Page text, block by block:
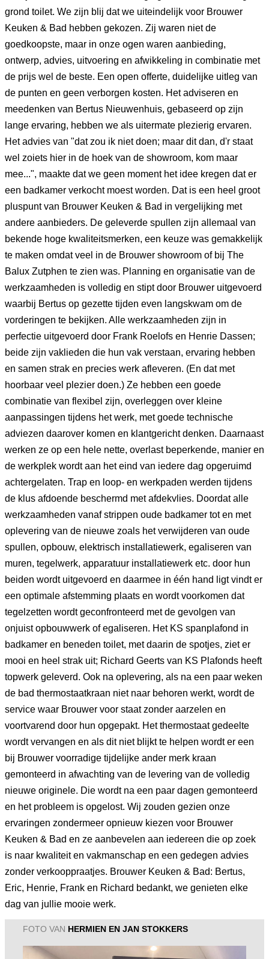
grond toilet. We zijn blij dat we uiteindelijk voor Brouwer
Keuken & Bad hebben gekozen. Zij waren niet de
goedkoopste, maar in onze ogen waren aanbieding,
ontwerp, advies, uitvoering en afwikkeling in combinatie met
de prijs wel de beste. Een open offerte, duidelijke uitleg van
de punten en geen verborgen kosten. Het adviseren en
meedenken van Bertus Nieuwenhuis, gebaseerd op zijn
lange ervaring, hebben we als uitermate plezierig ervaren.
Het advies van "dat zou ik niet doen; maar dit dan, d'r staat
wel zoiets hier in de hoek van de showroom, kom maar
mee...", maakte dat we geen moment het idee kregen dat er
een badkamer verkocht moest worden. Dat is een heel groot
pluspunt van Brouwer Keuken & Bad in vergelijking met
andere aanbieders. De geleverde spullen zijn allemaal van
bekende hoge kwaliteitsmerken, een keuze was gemakkelijk
te maken omdat veel in de Brouwer showroom of bij The
Balux Zutphen te zien was. Planning en organisatie van de
werkzaamheden is volledig en stipt door Brouwer uitgevoerd
waarbij Bertus op gezette tijden even langskwam om de
vorderingen te bekijken. Alle werkzaamheden zijn in
perfectie uitgevoerd door Frank Roelofs en Henrie Dassen;
beide zijn vaklieden die hun vak verstaan, ervaring hebben
en samen strak en precies werk afleveren. (En dat met
hoorbaar veel plezier doen.) Ze hebben een goede
combinatie van flexibel zijn, overleggen over kleine
aanpassingen tijdens het werk, met goede technische
adviezen daarover komen en klantgericht denken. Daarnaast
werken ze op een hele nette, overlast beperkende, manier en
de werkplek wordt aan het eind van iedere dag opgeruimd
achtergelaten. Trap en loop- en werkpaden werden tijdens
de klus afdoende beschermd met afdekvlies. Doordat alle
werkzaamheden vanaf strippen oude badkamer tot en met
oplevering van de nieuwe zoals het verwijderen van oude
spullen, opbouw, elektrisch installatiewerk, egaliseren van
muren, tegelwerk, apparatuur installatiewerk etc. door hun
beiden wordt uitgevoerd en daarmee in één hand ligt vindt er
een optimale afstemming plaats en wordt voorkomen dat
tegelzetten wordt geconfronteerd met de gevolgen van
onjuist opbouwwerk of egaliseren. Het KS spanplafond in
badkamer en beneden toilet, met daarin de spotjes, ziet er
mooi en heel strak uit; Richard Geerts van KS Plafonds heeft
topwerk geleverd. Ook na oplevering, als na een paar weken
de bad thermostaatkraan niet naar behoren werkt, wordt de
service waar Brouwer voor staat zonder aarzelen en
voortvarend door hun opgepakt. Het thermostaat gedeelte
wordt vervangen en als dit niet blijkt te helpen wordt er een
bij Brouwer voorradige tijdelijke ander merk kraan
gemonteerd in afwachting van de levering van de volledig
nieuwe originele. Die wordt na een paar dagen gemonteerd
en het probleem is opgelost. Wij zouden gezien onze
ervaringen zondermeer opnieuw kiezen voor Brouwer
Keuken & Bad en ze aanbevelen aan iedereen die op zoek
is naar kwaliteit en vakmanschap en een gedegen advies
zonder verkooppraatjes. Brouwer Keuken & Bad: Bertus,
Eric, Henrie, Frank en Richard bedankt, we genieten elke
dag van jullie mooie werk.
FOTO VAN HERMIEN EN JAN STOKKERS